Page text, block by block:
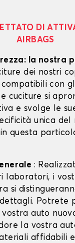
DI
AIRBAGS
la nostra
dei nostri
con
cuciture si
e svolge le
unica del
questa
:
laboratori, i
si
Potrete
vostra auto
la vostra
affidabili